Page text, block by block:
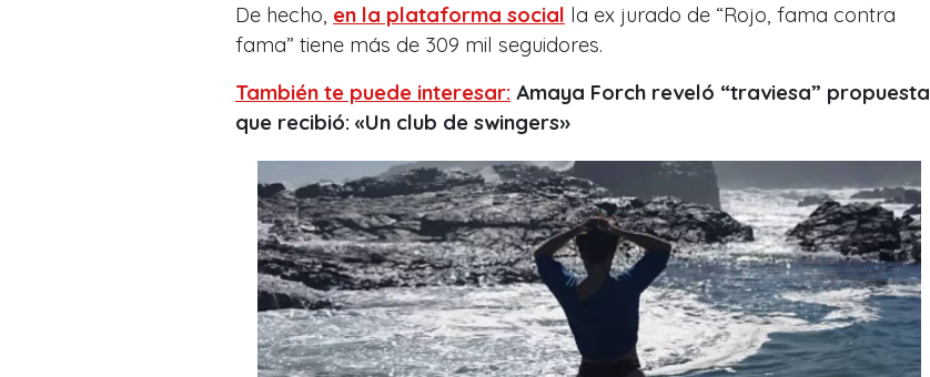
De hecho, en la plataforma social la ex jurado de “Rojo, fama contra
fama” tiene más de 309 mil seguidores.
También te puede interesar: Amaya Forch reveló “traviesa” propuesta
que recibió: «Un club de swingers»